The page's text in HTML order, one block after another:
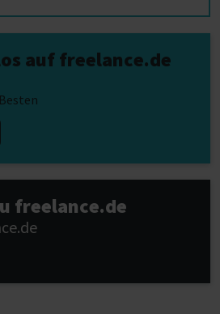
auf freelance.de
freelance.de